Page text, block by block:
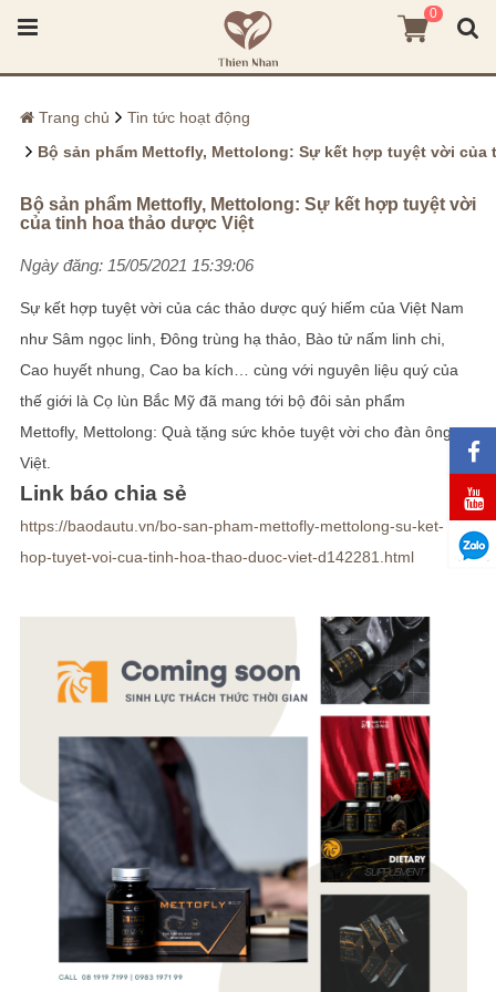
0
Trang chủ
Tin tức hoạt động
Bộ sản phẩm Mettofly, Mettolong: Sự kết hợp tuyệt vời của
Bộ sản phẩm Mettofly, Mettolong: Sự kết hợp tuyệt vời
của tinh hoa thảo dược Việt
Ngày đăng: 15/05/2021 15:39:06
Sự kết hợp tuyệt vời của các thảo dược quý hiếm của Việt Nam
như Sâm ngọc linh, Đông trùng hạ thảo, Bào tử nấm linh chi,
Cao huyết nhung, Cao ba kích… cùng với nguyên liệu quý của
thế giới là Cọ lùn Bắc Mỹ đã mang tới bộ đôi sản phẩm
Mettofly, Mettolong: Quà tặng sức khỏe tuyệt vời cho đàn ông
Việt.
Link báo chia sẻ
https://baodautu.vn/bo-san-pham-mettofly-mettolong-su-ket-
hop-tuyet-voi-cua-tinh-hoa-thao-duoc-viet-d142281.html